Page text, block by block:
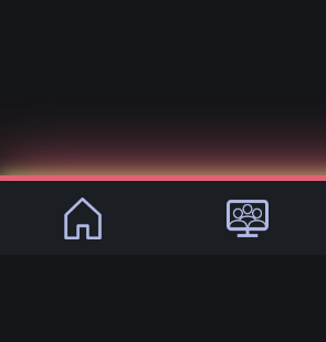
© 2021 - 2026, VirtualLifeDE